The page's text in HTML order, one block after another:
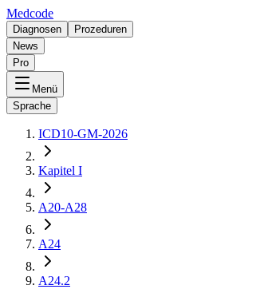
Medcode
Diagnosen
Prozeduren
News
Pro
Menü
Sprache
ICD10-GM-2026
Kapitel I
A20-A28
A24
A24.2